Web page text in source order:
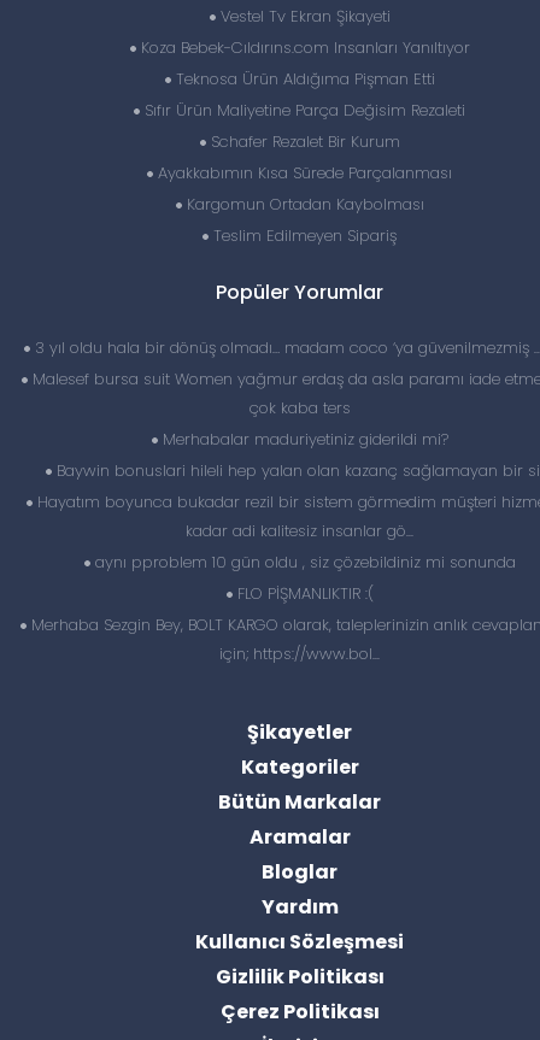
Vestel Tv Ekran Şikayeti
Koza Bebek-Cıldırıns.com Insanları Yanıltıyor
Teknosa Ürün Aldığıma Pişman Etti
Sıfır Ürün Maliyetine Parça Değisim Rezaleti
Schafer Rezalet Bir Kurum
Ayakkabımın Kısa Sürede Parçalanması
Kargomun Ortadan Kaybolması
Teslim Edilmeyen Sipariş
Popüler Yorumlar
3 yıl oldu hala bir dönüş olmadı… madam coco ‘ya güvenilmezmiş
Malesef bursa suit Women yağmur erdaş da asla paramı iade
çok kaba ters
Merhabalar maduriyetiniz giderildi mi?
Baywin bonuslari hileli hep yalan olan kazanç sağlamayan bir
Hayatım boyunca bukadar rezil bir sistem görmedim müşteri
kadar adi kalitesiz insanlar gö...
aynı pproblem 10 gün oldu , siz çözebildiniz mi sonunda
FLO PİŞMANLIKTIR :(
Merhaba Sezgin Bey, BOLT KARGO olarak, taleplerinizin anlık
için; https://www.bol...
Şikayetler
Kategoriler
Bütün Markalar
Aramalar
Bloglar
Yardım
Kullanıcı Sözleşmesi
Gizlilik Politikası
Çerez Politikası